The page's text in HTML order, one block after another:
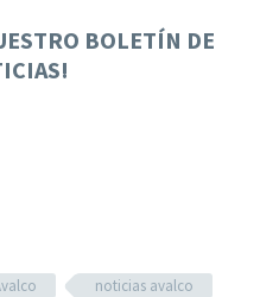
BOLETÍN DE
noticias avalco